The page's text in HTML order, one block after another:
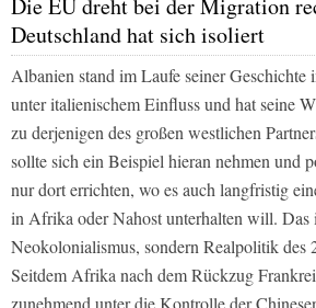
Die EU dreht bei der Migration
Deutschland hat sich isoliert
Albanien stand im Laufe seiner Geschichte
unter italienischem Einfluss und hat seine
zu derjenigen des großen westlichen
sollte sich ein Beispiel hieran nehmen und
nur dort errichten, wo es auch langfristig
in Afrika oder Nahost unterhalten will. Das
Neokolonialismus, sondern Realpolitik des
Seitdem Afrika nach dem Rückzug
zunehmend unter die Kontrolle der